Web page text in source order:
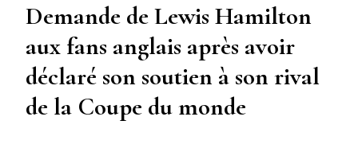
Demande de Lewis Hamilton
aux fans anglais après avoir
déclaré son soutien à son rival
de la Coupe du monde